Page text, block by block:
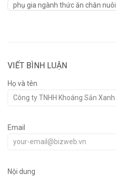
phụ gia ngành thức ăn chăn nuôi
VIẾT BÌNH LUẬN
Họ và tên
Email
Nội dung